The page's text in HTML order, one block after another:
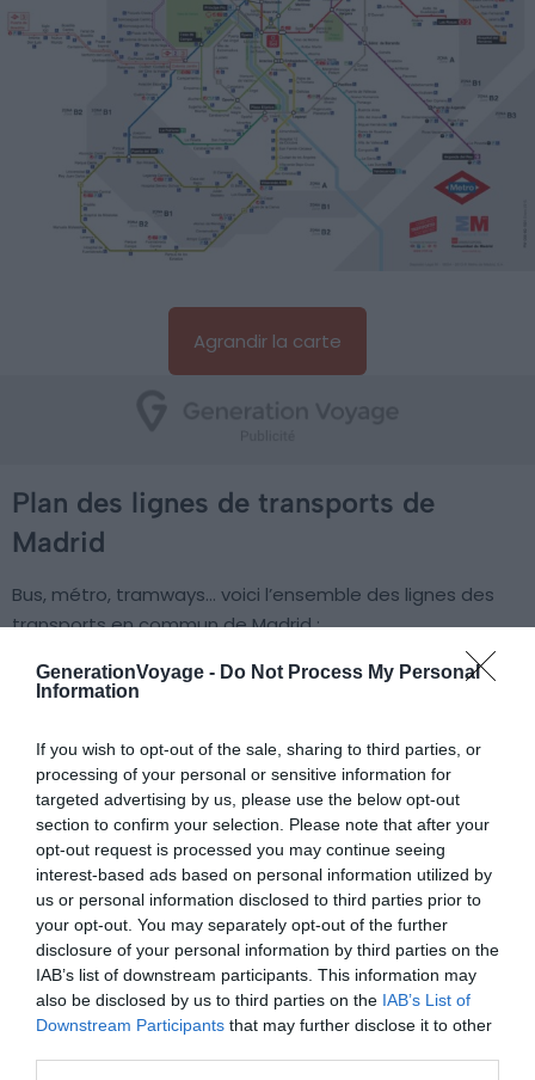
GenerationVoyage - Do Not Process My Personal
Information
If you wish to opt-out of the sale, sharing to third parties, or
processing of your personal or sensitive information for
targeted advertising by us, please use the below opt-out
section to confirm your selection. Please note that after your
opt-out request is processed you may continue seeing
interest-based ads based on personal information utilized by
us or personal information disclosed to third parties prior to
your opt-out. You may separately opt-out of the further
disclosure of your personal information by third parties on the
IAB’s list of downstream participants. This information may
also be disclosed by us to third parties on the IAB’s List of
Downstream Participants that may further disclose it to other
Agrandir la carte
Plan des lignes de transports de
Madrid
Bus, métro, tramways… voici l’ensemble des lignes des
transports en commun de Madrid :